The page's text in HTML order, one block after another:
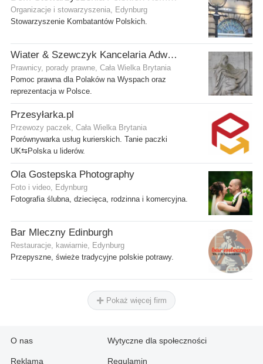
Organizacje i stowarzyszenia, Edynburg
Stowarzyszenie Kombatantów Polskich.
Wiater & Szewczyk Kancelaria Adwokacka
Prawnicy, porady prawne, Cała Wielka Brytania
Pomoc prawna dla Polaków na Wyspach oraz
reprezentacja w Polsce.
Przesyłarka.pl
Przewozy paczek, Cała Wielka Brytania
Porównywarka usług kurierskich. Tanie paczki
UK⇆Polska u liderów.
Ola Gostepska Photography
Foto i video, Edynburg
Fotografia ślubna, dziecięca, rodzinna i komercyjna.
Bar Mleczny Edinburgh
Restauracje, kawiarnie, Edynburg
Przepyszne, świeże tradycyjne polskie potrawy.
Pokaż więcej firm
O nas
Reklama
Wytyczne dla społeczności
Regulamin